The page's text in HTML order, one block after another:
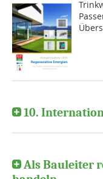
10.
Als Bauleiter